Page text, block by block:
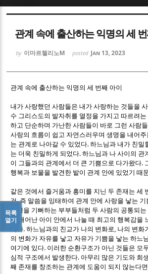
관계 속에 출산하는 익명의 세
by 이마르첼리노M posted Jan 13, 2023
관계 속에 출산하는 익명의 세 번째 아이
내가 사랑했던 사람들은 내가 사랑하는 것들을
수 그리스도의 발자취를 열정을 가지고 따르려는
하고 단순하며 가난한 사람들이 바로 그런 사람
사랑의 흐름이 쉽고 자연스러우며 생명을 내어주
는 관계로 나아갈 수 있었다.하느님과 내가 친밀
는 더욱 친밀하게 되었다.하느님과 나 사이의 관
이 그들과의 관계에서 더 큰 기쁨으로 다가왔다.
행복과 보물을 발견한 밭이 관계 안에 있었기 때
같은 것에서 즐거움과 흥미를 지닌 두 존재는 세
것,즉 말씀을 잉태하여 관계 안에 사랑을 낳는
탄생을 기뻐하는 부부들처럼 두 사람의 공통되
로 태어난 아이 안에서 나눌 때 최고의 행복감을
이다.하느님과의 친교가 나의 변화로 , 나의 변화
의 변화가 자유를 낳고 자유가 기쁨을 낳는 하느
여기에 있다. 이러한 순환구조가 아닌 것들은 모
심적 구조에서 발생한다. 아무리 많은 기도와 희
째 존재를 창조하는 관계에 도움이 되지 않는다
목록
열기
Sketchbook5, 스케
Sketchbook5, 스케
Sketchbook5, 스케
Sketchbook5, 스케